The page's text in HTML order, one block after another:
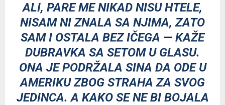
ALI, PARE ME NIKAD NISU HTELE,
NISAM NI ZNALA SA NJIMA, ZATO
SAM I OSTALA BEZ IČEGA — KAŽE
DUBRAVKA SA SETOM U GLASU.
ONA JE PODRŽALA SINA DA ODE U
AMERIKU ZBOG STRAHA ZA SVOG
JEDINCA. A KAKO SE NE BI BOJALA